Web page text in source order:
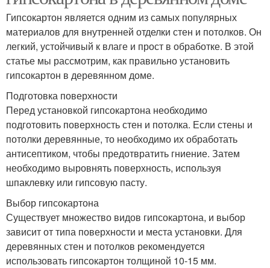
Гипсокартон является одним из самых популярных
материалов для внутренней отделки стен и потолков. Он
легкий, устойчивый к влаге и прост в обработке. В этой
статье мы рассмотрим, как правильно установить
гипсокартон в деревянном доме.
Подготовка поверхности
Перед установкой гипсокартона необходимо
подготовить поверхность стен и потолка. Если стены и
потолки деревянные, то необходимо их обработать
антисептиком, чтобы предотвратить гниение. Затем
необходимо выровнять поверхность, используя
шпаклевку или гипсовую пасту.
Выбор гипсокартона
Существует множество видов гипсокартона, и выбор
зависит от типа поверхности и места установки. Для
деревянных стен и потолков рекомендуется
использовать гипсокартон толщиной 10-15 мм.